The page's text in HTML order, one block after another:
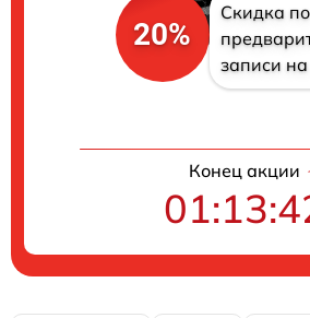
20%
Скидка по
записи на
Конец акции